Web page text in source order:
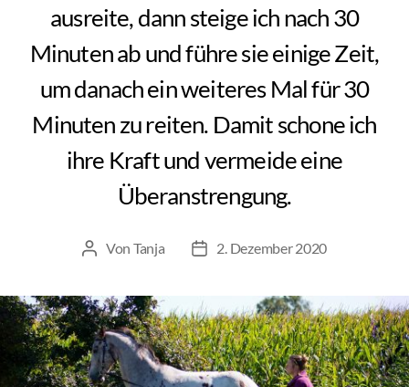
ausreite, dann steige ich nach 30
Minuten ab und führe sie einige Zeit,
um danach ein weiteres Mal für 30
Minuten zu reiten. Damit schone ich
ihre Kraft und vermeide eine
Überanstrengung.
Beitragsautor
Von Tanja Beitragsdatum
2. Dezember 2020